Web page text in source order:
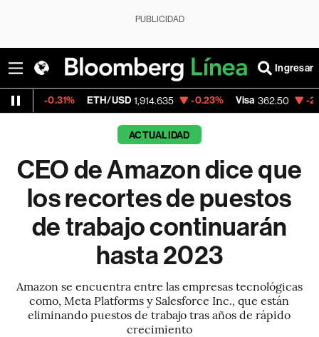
PUBLICIDAD
Ingresar
ETH/USD 1,914.635 -0.23% Visa 362.50 -2.15%
ACTUALIDAD
CEO de Amazon dice que
los recortes de puestos
de trabajo continuarán
hasta 2023
Amazon se encuentra entre las empresas tecnológicas
como, Meta Platforms y Salesforce Inc., que están
eliminando puestos de trabajo tras años de rápido
crecimiento